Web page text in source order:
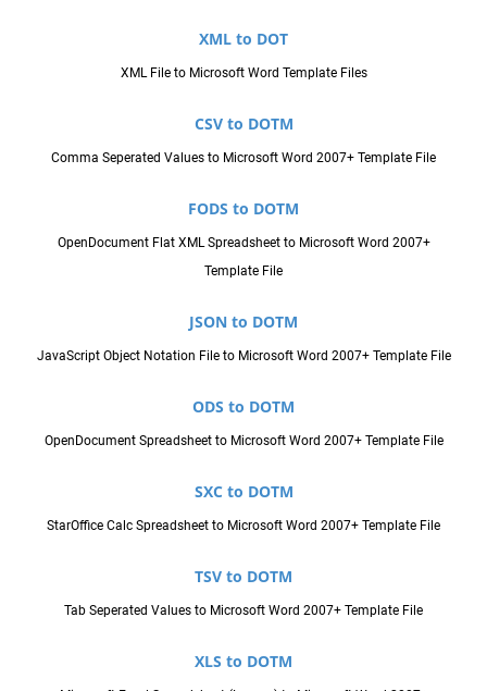
XML to DOT
XML File to Microsoft Word Template Files
CSV to DOTM
Comma Seperated Values to Microsoft Word 2007+ Template File
FODS to DOTM
OpenDocument Flat XML Spreadsheet to Microsoft Word 2007+
Template File
JSON to DOTM
JavaScript Object Notation File to Microsoft Word 2007+ Template File
ODS to DOTM
OpenDocument Spreadsheet to Microsoft Word 2007+ Template File
SXC to DOTM
StarOffice Calc Spreadsheet to Microsoft Word 2007+ Template File
TSV to DOTM
Tab Seperated Values to Microsoft Word 2007+ Template File
XLS to DOTM